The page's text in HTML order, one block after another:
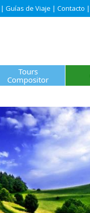
| Guías de Viaje | Contacto |
Tours
Compositor